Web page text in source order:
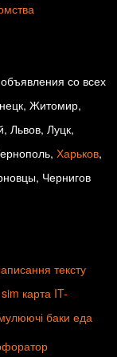
со всех
Житомир,
Львов, Луцк,
Харьков,
Чернигов
тексту
sim карта IT-
баки еда